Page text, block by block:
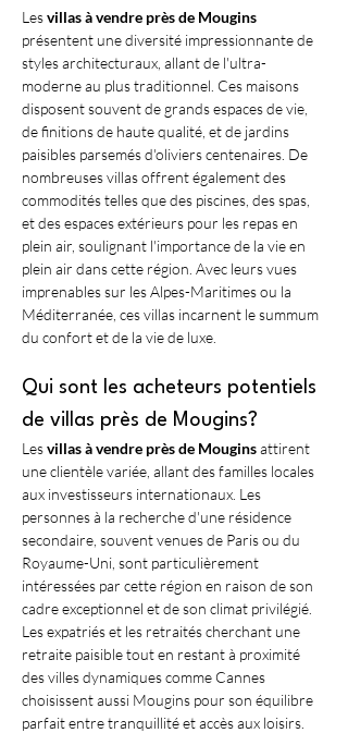
Les villas à vendre près de Mougins
présentent une diversité impressionnante de
styles architecturaux, allant de l'ultra-
moderne au plus traditionnel. Ces maisons
disposent souvent de grands espaces de vie,
de finitions de haute qualité, et de jardins
paisibles parsemés d'oliviers centenaires. De
nombreuses villas offrent également des
commodités telles que des piscines, des spas,
et des espaces extérieurs pour les repas en
plein air, soulignant l'importance de la vie en
plein air dans cette région. Avec leurs vues
imprenables sur les Alpes-Maritimes ou la
Méditerranée, ces villas incarnent le summum
du confort et de la vie de luxe.
Qui sont les acheteurs potentiels
de villas près de Mougins?
Les villas à vendre près de Mougins attirent
une clientèle variée, allant des familles locales
aux investisseurs internationaux. Les
personnes à la recherche d'une résidence
secondaire, souvent venues de Paris ou du
Royaume-Uni, sont particulièrement
intéressées par cette région en raison de son
cadre exceptionnel et de son climat privilégié.
Les expatriés et les retraités cherchant une
retraite paisible tout en restant à proximité
des villes dynamiques comme Cannes
choisissent aussi Mougins pour son équilibre
parfait entre tranquillité et accès aux loisirs.